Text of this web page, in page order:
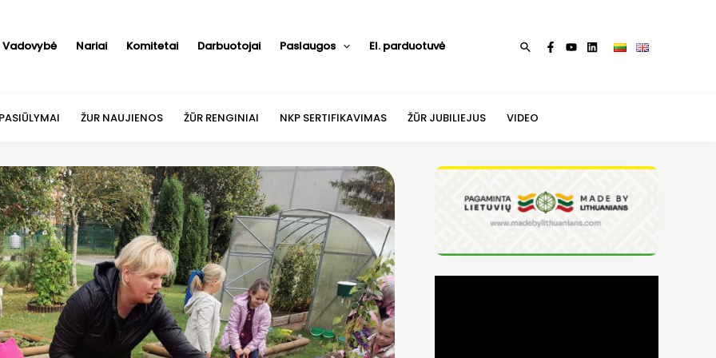
Vadovybė Nariai Komitetai Darbuotojai Paslaugos El. parduotuvė Paieška
ŽUR NAUJIENOS ŽŪR RENGINIAI NKP SERTIFIKAVIMAS ŽŪR JUBILIEJUS VIDEO